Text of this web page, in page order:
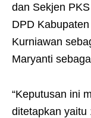
dan Sekjen
DPD
Kurniawan
Maryanti
“Keputusan ini
ditetapkan yaitu